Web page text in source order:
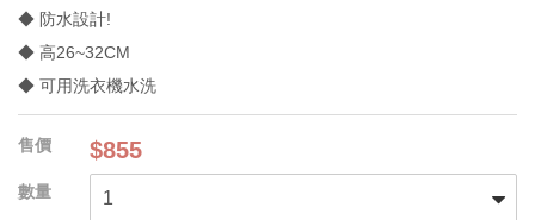
◆ 防水設計!
◆ 高26~32CM
◆ 可用洗衣機水洗
$855